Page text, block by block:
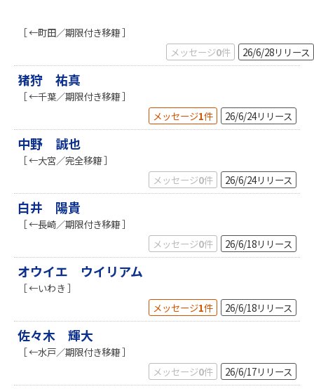
［ ←町田／期限付き移籍 ］
メッセージ0件 26/6/28リリース
猪狩 祐真
［ ←千葉／期限付き移籍 ］
メッセージ1件 26/6/24リリース
中野 誠也
［ ←大宮／完全移籍 ］
メッセージ0件 26/6/24リリース
白井 陽貴
［ ←長崎／期限付き移籍 ］
メッセージ0件 26/6/18リリース
オウイエ ウイリアム
［ ←いわき ］
メッセージ1件 26/6/18リリース
佐々木 輝大
［ ←水戸／期限付き移籍 ］
メッセージ0件 26/6/17リリース